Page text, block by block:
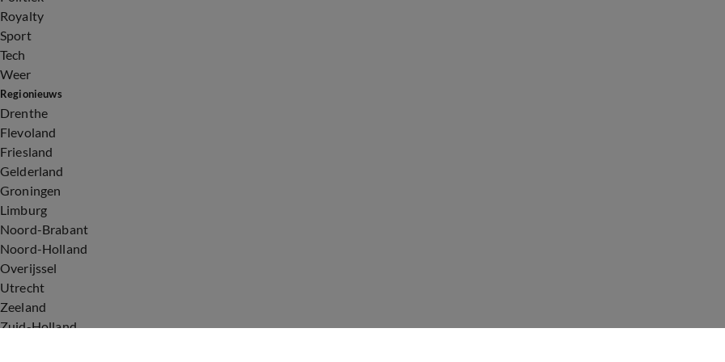
Royalty
Sport
Tech
Weer
Regionieuws
Drenthe
Flevoland
Friesland
Gelderland
Groningen
Limburg
Noord-Brabant
Noord-Holland
Overijssel
Utrecht
Zeeland
Zuid-Holland